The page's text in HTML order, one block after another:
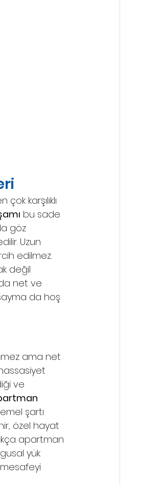
karşılıklı
bu sade
göz
Uzun
edilmez.
değil
net ve
da hoş
ama net
ve
şartı
özel hayat
apartman
yük